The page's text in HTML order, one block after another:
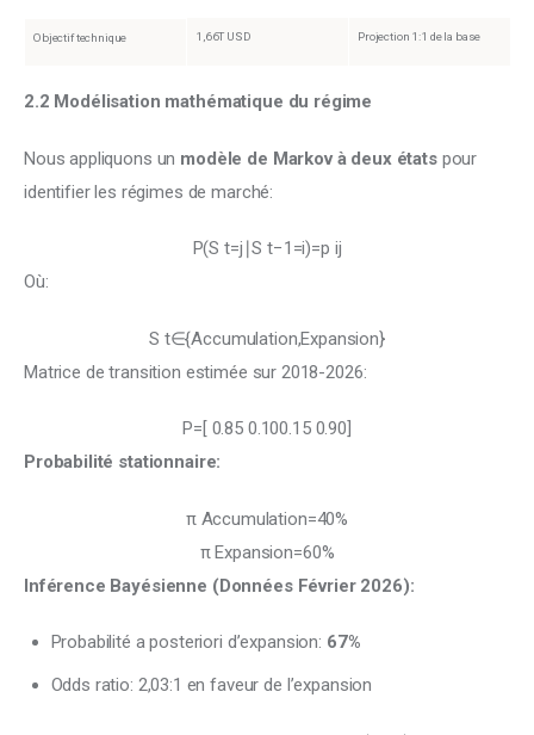
Objectif technique 1,66T USD Projection 1:1 de la base
2.2 Modélisation mathématique du régime
Nous appliquons un modèle de Markov à deux états pour
identifier les régimes de marché:
P(S t ​ =j∣S t−1 ​ =i)=p ij ​
Où:
S t ​ ∈{Accumulation,Expansion}
Matrice de transition estimée sur 2018-2026:
P=[ 0.85 0.10 ​ 0.15 0.90 ​ ]
Probabilité stationnaire:
π Accumulation ​ =40%
π Expansion ​ =60%
Inférence Bayésienne (Données Février 2026):
Probabilité a posteriori d’expansion: 67%
Odds ratio: 2,03:1 en faveur de l’expansion